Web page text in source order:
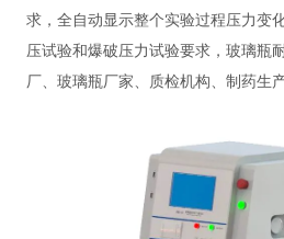
求，全自动显示整个实验过程压力变
压试验和爆破压力试验要求，玻璃瓶
厂、玻璃瓶厂家、质检机构、制药生